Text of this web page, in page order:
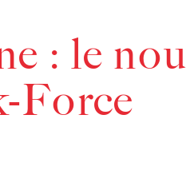
: le
Force